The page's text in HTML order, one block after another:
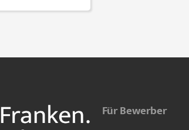
Für Bewerber